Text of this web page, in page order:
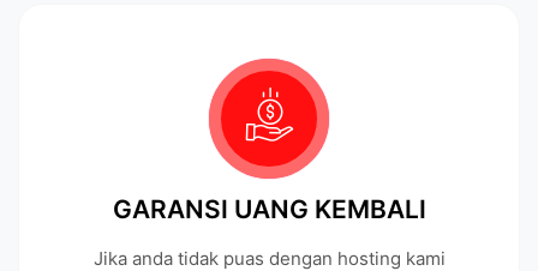
GARANSI UANG KEMBALI
Jika anda tidak puas dengan hosting kami